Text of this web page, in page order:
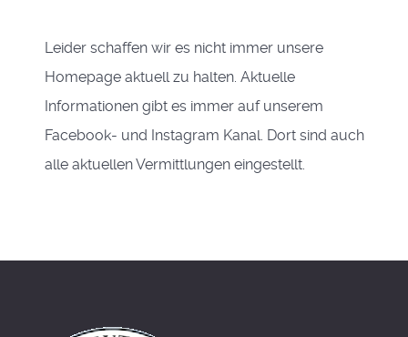
Leider schaffen wir es nicht immer unsere
Homepage aktuell zu halten. Aktuelle
Informationen gibt es immer auf unserem
Facebook- und Instagram Kanal. Dort sind auch
alle aktuellen Vermittlungen eingestellt.